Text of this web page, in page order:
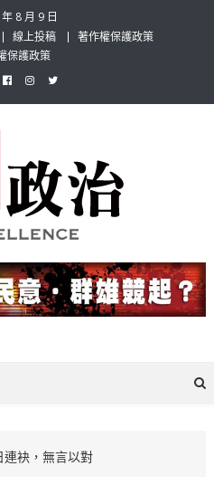
8 月 9 日
線上投稿
著作權保護政策
保護政策
News
政治評論家與專欄作家邀稿合作，
元和專業的選擇。
連袂，無言以對